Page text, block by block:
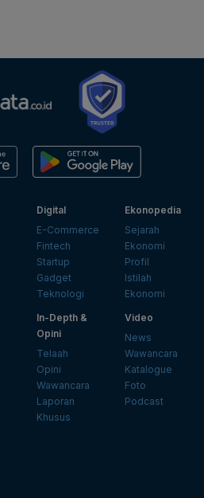
Digital
E-Commerce
Fintech
Startup
Gadget
Teknologi
Ekonopedia
Sejarah
Ekonomi
Profil
Istilah
Ekonomi
In-Depth &
Opini
Telaah
Opini
Wawancara
Laporan
Khusus
Video
News
Wawancara
Katalogue
Foto
Podcast